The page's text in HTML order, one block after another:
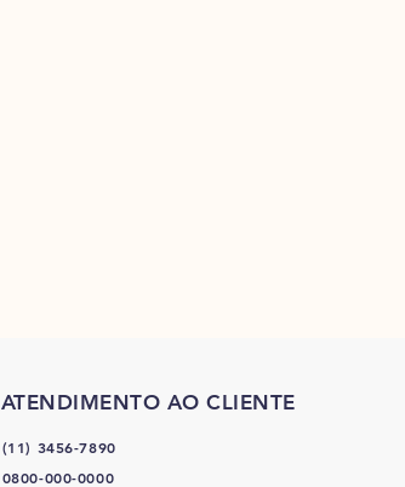
ATENDIMENTO AO CLIENTE
(11) 3456-7890
0800-000-0000